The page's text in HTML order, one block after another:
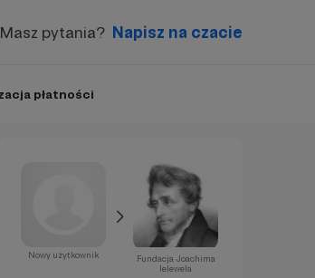
Masz pytania? Napisz na czacie
płatności
Nowy użytkownik
Fundacja Joachima
lelewela